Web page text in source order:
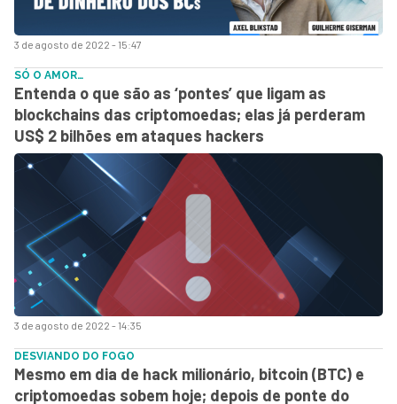
3 de agosto de 2022 - 15:47
3 de agosto de 2022 - 14:35
SÓ O AMOR…
Entenda o que são as ‘pontes’ que ligam as
blockchains das criptomoedas; elas já perderam
US$ 2 bilhões em ataques hackers
DESVIANDO DO FOGO
Mesmo em dia de hack milionário, bitcoin (BTC) e
criptomoedas sobem hoje; depois de ponte do